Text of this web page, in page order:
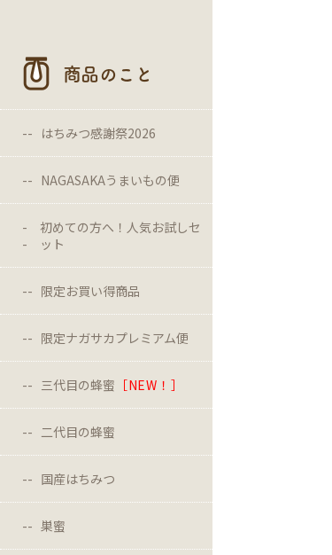
商品のこと
はちみつ感謝祭2026
NAGASAKAうまいもの便
初めての方へ！人気お試しセ
ット
限定お買い得商品
限定ナガサカプレミアム便
三代目の蜂蜜 ［NEW！］
二代目の蜂蜜
国産はちみつ
巣蜜